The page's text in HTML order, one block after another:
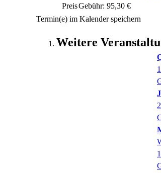
PreisGebühr: 95,30 €
Termin(e) im Kalender speichern
Weitere